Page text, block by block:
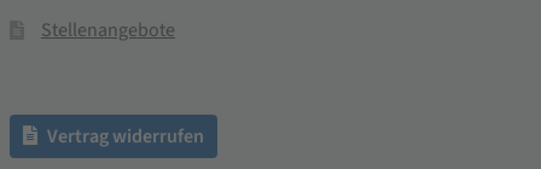
Stellenangebote
Vertrag widerrufen